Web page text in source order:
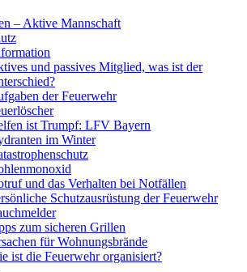
– Aktive Mannschaft
und passives Mitglied, was ist der
der Feuerwehr
ist Trumpf: LFV Bayern
im Winter
und das Verhalten bei Notfällen
Schutzausrüstung der Feuerwehr
zum sicheren Grillen
für Wohnungsbrände
ist die Feuerwehr organisiert?